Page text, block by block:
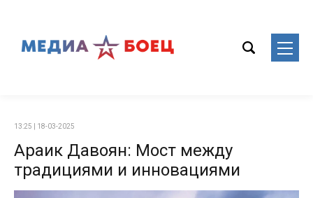
13:25 | 18-03-2025
Араик Давоян: Мост между
традициями и инновациями